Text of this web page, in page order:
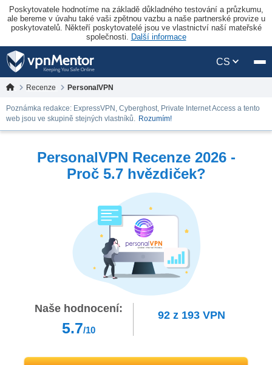
Poskytovatele hodnotíme na základě důkladného testování a průzkumu,
ale bereme v úvahu také vaši zpětnou vazbu a naše partnerské provize u
poskytovatelů. Někteří poskytovatelé jsou ve vlastnictví naší mateřské
společnosti. Další informace
CS
Recenze PersonalVPN
Poznámka redakce: ExpressVPN, Cyberghost, Private Internet Access a tento
web jsou ve skupině stejných vlastníků. Rozumím!
PersonalVPN Recenze 2026 -
Proč 5.7 hvězdiček?
Naše hodnocení:
5.7/10
92z 193 VPN